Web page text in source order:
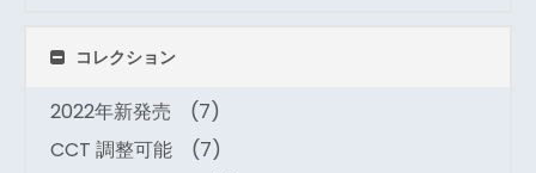
コレクション
2022年新発売
(7)
CCT 調整可能
(7)